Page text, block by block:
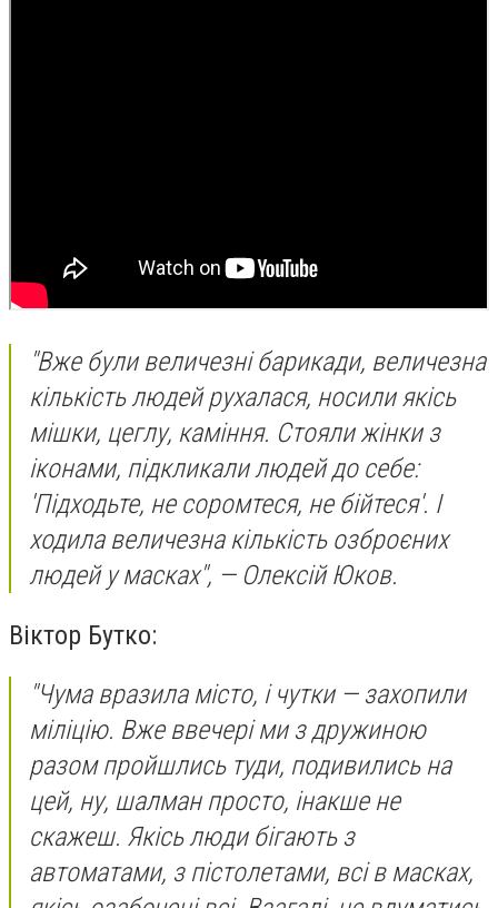
"Вже були величезні барикади, величезна
кількість людей рухалася, носили якісь
мішки, цеглу, каміння. Стояли жінки з
іконами, підкликали людей до себе:
'Підходьте, не соромтеся, не бійтеся'. І
ходила величезна кількість озброєних
людей у масках", — Олексій Юков.
Віктор Бутко:
"Чума вразила місто, і чутки — захопили
міліцію. Вже ввечері ми з дружиною
разом пройшлись туди, подивились на
цей, ну, шалман просто, інакше не
скажеш. Якісь люди бігають з
автоматами, з пістолетами, всі в масках,